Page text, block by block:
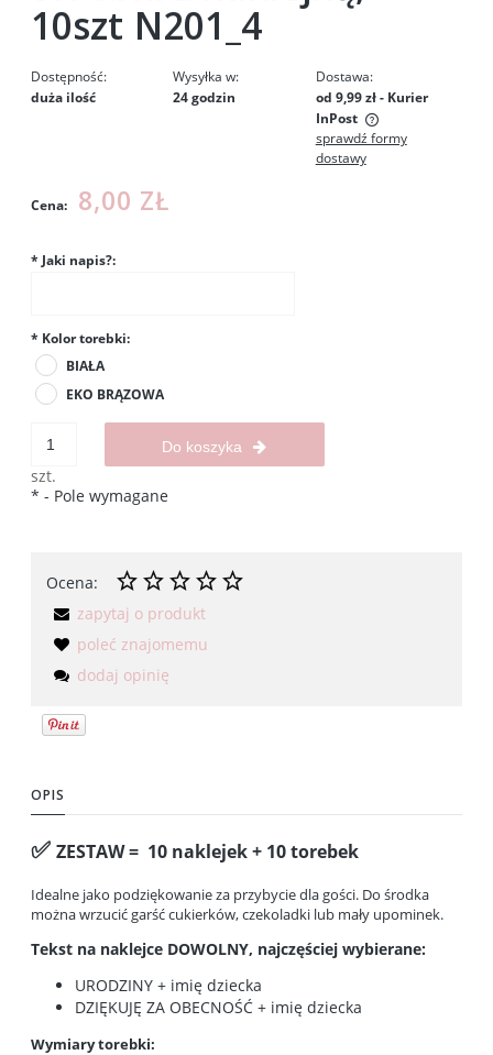
10szt N201_4
Dostępność:
duża ilość
Wysyłka w:
24 godzin
Dostawa:
od 9,99 zł- Kurier
InPost
Cena nie zawiera ewentualnych kosztów płatności
sprawdź formy
dostawy
Cena: 8,00 ZŁ
* Jaki napis?:
* Kolor torebki:
BIAŁA
EKO BRĄZOWA
szt.
Do koszyka
* - Pole wymagane
Ocena:
zapytaj o produkt
poleć znajomemu
dodaj opinię
OPIS
✅ ZESTAW = 10 naklejek + 10 torebek
Idealne jako podziękowanie za przybycie dla gości. Do środka
można wrzucić garść cukierków, czekoladki lub mały upominek.
Tekst na naklejce DOWOLNY, najczęściej wybierane:
URODZINY + imię dziecka
DZIĘKUJĘ ZA OBECNOŚĆ + imię dziecka
Wymiary torebki: